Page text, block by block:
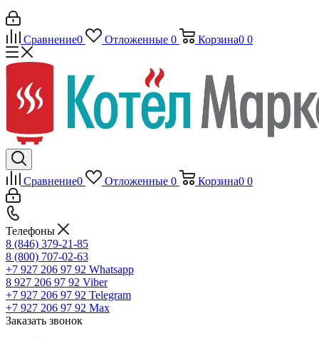
Сравнение0 Отложенные 0 Корзина0 0
Сравнение0 Отложенные 0 Корзина0 0
Телефоны
8 (846) 379-21-85
8 (800) 707-02-63
+7 927 206 97 92 Whatsapp
8 927 206 97 92 Viber
+7 927 206 97 92 Telegram
+7 927 206 97 92 Max
Заказать звонок